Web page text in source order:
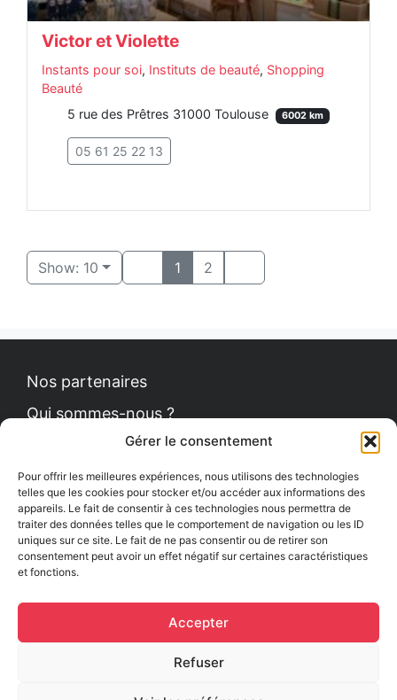
Gérer le consentement
Pour offrir les meilleures expériences, nous utilisons des technologies
telles que les cookies pour stocker et/ou accéder aux informations des
appareils. Le fait de consentir à ces technologies nous permettra de
traiter des données telles que le comportement de navigation ou les ID
uniques sur ce site. Le fait de ne pas consentir ou de retirer son
consentement peut avoir un effet négatif sur certaines caractéristiques
et fonctions.
Accepter
Refuser
Victor et Violette
Instants pour soi, Instituts de beauté, Shopping
Beauté
5 rue des Prêtres 31000 Toulouse
6002 km
05 61 25 22 13
Show: 10 1 2
Nos partenaires
Qui sommes-nous ?
Politique de cookies
Le Petit News
Comment se procurer le guide ?
Mentions légales